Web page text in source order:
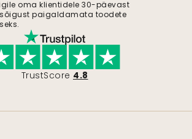
oma klientidele 30-päevast
paigaldamata toodete
TrustScore 4.8